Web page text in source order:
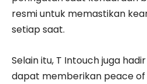
resmi untuk memastikan
setiap saat.
Selain itu, T Intouch juga
dapat memberikan peace of